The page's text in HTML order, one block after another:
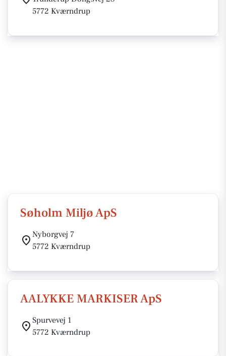
5772 Kværndrup
Søholm Miljø ApS
Nyborgvej 7
5772 Kværndrup
AALYKKE MARKISER ApS
Spurvevej 1
5772 Kværndrup